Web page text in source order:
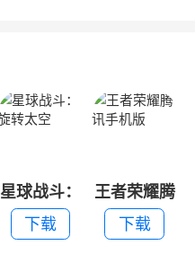
星球战斗：
旋转太空
下载
王者荣耀腾
讯手机版
下载